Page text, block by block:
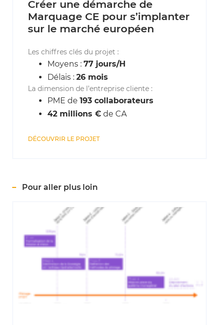
Créer une démarche de
Marquage CE pour s’implanter
sur le marché européen
Les chiffres clés du projet :
Moyens : 77 jours/H
Délais : 26 mois
La dimension de l’entreprise cliente :
PME de 193 collaborateurs
42 millions € de CA
DÉCOUVRIR LE PROJET
Pour aller plus loin